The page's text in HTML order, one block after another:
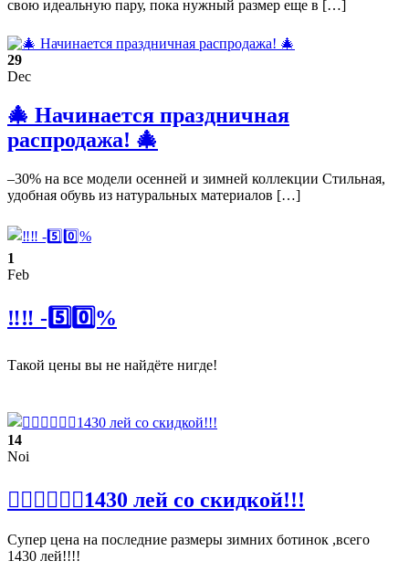
свою идеальную пару, пока нужный размер еще в […]
29
Dec
🎄 Начинается праздничная
распродажа! 🎄
–30% на все модели осенней и зимней коллекции Стильная,
удобная обувь из натуральных материалов […]
1
Feb
‼️‼️ -5️⃣0️⃣%
Такой цены вы не найдёте нигде!
14
Noi
❤️‍🔥❤️‍🔥❤️‍🔥1430 лей со скидкой!!!
Супер цена на последние размеры зимних ботинок ,всего
1430 лей!!!!